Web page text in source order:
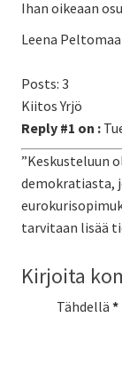
Ihan oikeaan
Leena Peltomaa
Posts: 3
Kiitos Yrjö
Reply #1 on :
”Keskusteluun
demokratiasta,
tarvitaan lisää
Kirjoita
Tähdellä *